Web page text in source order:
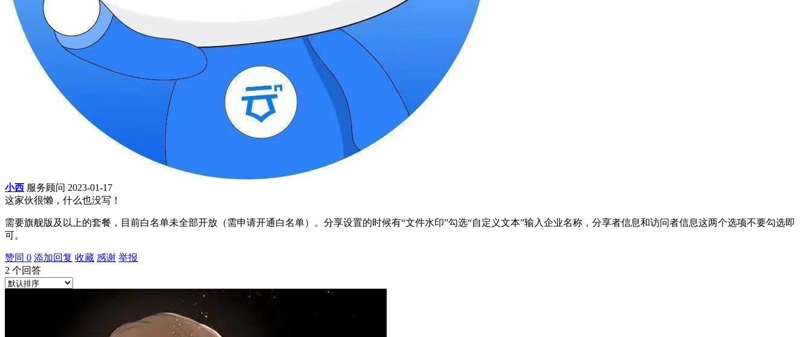
小西 服务顾问 2023-01-17
这家伙很懒，什么也没写！
需要旗舰版及以上的套餐，目前白名单未全部开放（需申请开通白名单）。分享设置的时候有“文件水印”勾选“自定义文本”输入企业名称，分享者信息和访问者信息这两个选项不要勾选即
可。
赞同 0 添加回复 收藏 感谢 举报
2 个回答